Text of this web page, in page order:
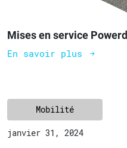
Mises en service
En savoir plus
Mobilité
janvier 31, 2024